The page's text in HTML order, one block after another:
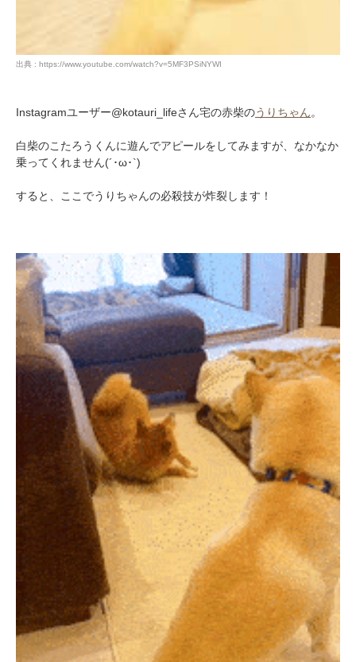
出典 : https://www.youtube.com/watch?v=5MF3PSiNYWI
Instagramユーザー@kotauri_lifeさん宅の赤柴のうりちゃん。
白柴のこたろうくんに遊んでアピールをしてみますが、なかなか
乗ってくれません(´･ω･`)
すると、ここでうりちゃんの必殺技が炸裂します！